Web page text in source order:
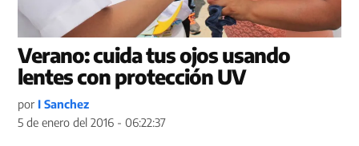
Verano: cuida tus ojos usando
lentes con protección UV
por I Sanchez
5 de enero del 2016 - 06:22:37